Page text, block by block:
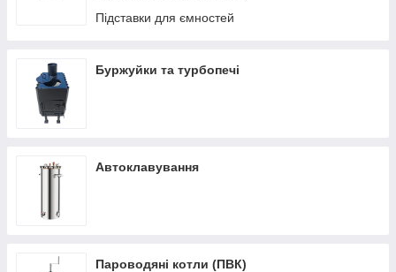
Підставки для ємностей
Буржуйки та турбопечі
Автоклавування
Пароводяні котли (ПВК)